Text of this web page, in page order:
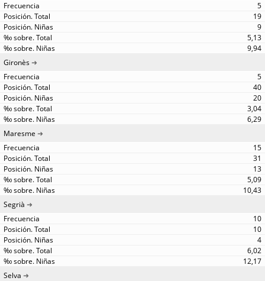
5
19
9
5,13
9,94
Gironès
5
40
20
3,04
6,29
Maresme
15
31
13
5,09
10,43
Segrià
10
10
4
6,02
12,17
Selva